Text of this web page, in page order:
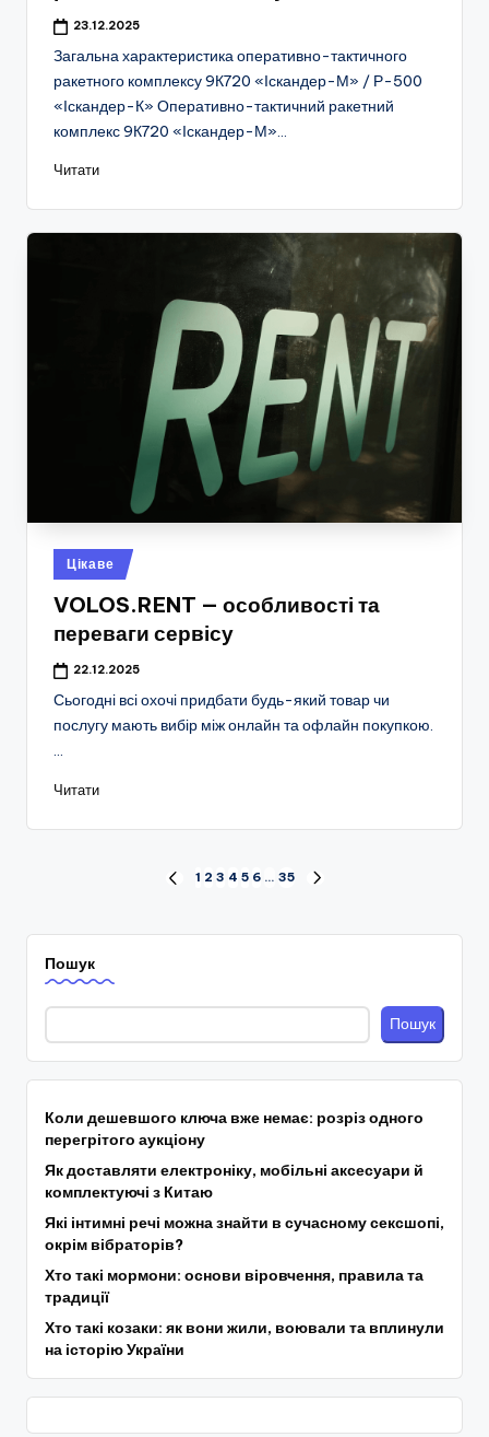
23.12.2025
Загальна характеристика оперативно-тактичного
ракетного комплексу 9К720 «Іскандер-М» / Р-500
«Іскандер-К» Оперативно-тактичний ракетний
комплекс 9К720 «Іскандер-М»…
Читати
Опубліковано
у
Цікаве
VOLOS.RENT — особливості та
переваги сервісу
22.12.2025
Сьогодні всі охочі придбати будь-який товар чи
послугу мають вибір між онлайн та офлайн покупкою.
…
Читати
Пагінація
записів
ПОПЕРЕДНЯ
1 2 3 4 5 6 … 35
Пошук
Пошук
Коли дешевшого ключа вже немає: розріз одного
перегрітого аукціону
Як доставляти електроніку, мобільні аксесуари й
комплектуючі з Китаю
Які інтимні речі можна знайти в сучасному сексшопі,
окрім вібраторів?
Хто такі мормони: основи віровчення, правила та
традиції
Хто такі козаки: як вони жили, воювали та вплинули
на історію України